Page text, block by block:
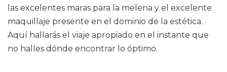
las excelentes maras para la melena y el excelente
maquillaje presente en el dominio de la estética.
Aquí hallarás el viaje apropiado en el instante que
no halles dónde encontrar lo óptimo.